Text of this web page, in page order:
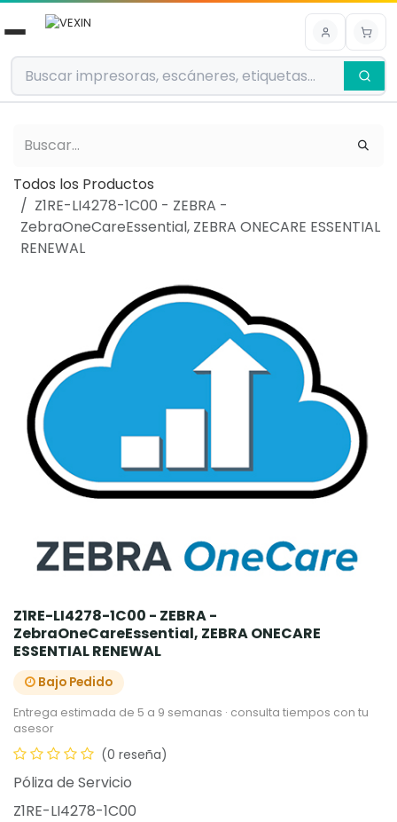
Ir al contenido
Todos los Productos
Z1RE-LI4278-1C00 - ZEBRA -
ZebraOneCareEssential, ZEBRA ONECARE ESSENTIAL
RENEWAL
Z1RE-LI4278-1C00 - ZEBRA -
ZebraOneCareEssential, ZEBRA ONECARE
ESSENTIAL RENEWAL
Bajo Pedido
Entrega estimada de 5 a 9 semanas · consulta tiempos con tu
asesor
(0 reseña)
Póliza de Servicio
Z1RE-LI4278-1C00